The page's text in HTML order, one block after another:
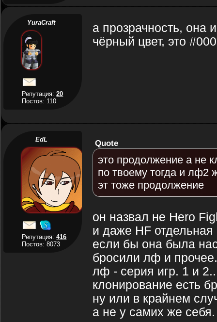
YuraCraft
Репутация:20
Постов: 110
а прозрачность, она
чёрный цвет, это
EdL
Репутация:416
Постов: 8073
Quote
это продолжение а не
по твоему тогда и лф2
эт тоже продолжение
он назвал не Hero
и даже HF отдельная
если бы она была
бросили лф и прочее.
лф - серия игр. 1 и
клонирование есть
ну или в крайнем
а не у самих же себя.